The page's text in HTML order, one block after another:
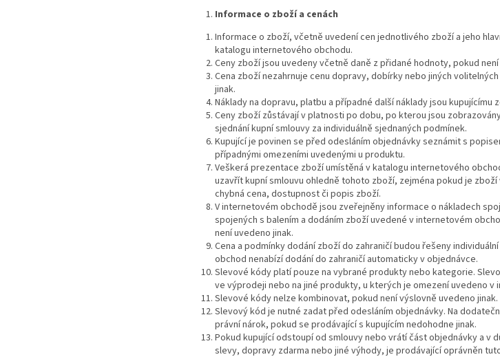
Informace o zboží a cenách
Informace o zboží, včetně uvedení cen jednotlivého zboží a jeho
katalogu internetového obchodu.
Ceny zboží jsou uvedeny včetně daně z přidané hodnoty, pokud
Cena zboží nezahrnuje cenu dopravy, dobírky nebo jiných
jinak.
Náklady na dopravu, platbu a případné další náklady jsou
Ceny zboží zůstávají v platnosti po dobu, po kterou jsou
sjednání kupní smlouvy za individuálně sjednaných podmínek.
Kupující je povinen se před odesláním objednávky seznámit s
případnými omezeními uvedenými u produktu.
Veškerá prezentace zboží umístěná v katalogu internetového
uzavřít kupní smlouvu ohledně tohoto zboží, zejména pokud je
chybná cena, dostupnost či popis zboží.
V internetovém obchodě jsou zveřejněny informace o nákladech
spojených s balením a dodáním zboží uvedené v internetovém
není uvedeno jinak.
Cena a podmínky dodání zboží do zahraničí budou řešeny
obchod nenabízí dodání do zahraničí automaticky v objednávce.
Slevové kódy platí pouze na vybrané produkty nebo kategorie.
ve výprodeji nebo na jiné produkty, u kterých je omezení uvedeno v
Slevové kódy nelze kombinovat, pokud není výslovně uvedeno jinak.
Slevový kód je nutné zadat před odesláním objednávky. Na
právní nárok, pokud se prodávající s kupujícím nedohodne jinak.
Pokud kupující odstoupí od smlouvy nebo vrátí část objednávky a
slevy, dopravy zdarma nebo jiné výhody, je prodávající oprávněn